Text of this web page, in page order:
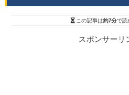
この記事は約7分で読
スポンサーリ